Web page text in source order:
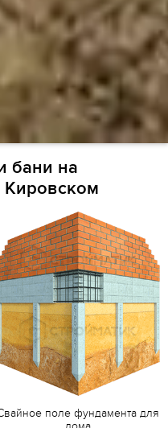
бани на
поле фундамента для